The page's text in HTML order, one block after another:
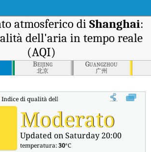
atmosferico di Shanghai:
dell'aria in tempo reale
(AQI)
Beijing
北京
Guangzhou
广州
Indice di qualità dell'aria in tempo reale (AQI) di
Moderato
Updated on Saturday 20:00
temperatura:30°C